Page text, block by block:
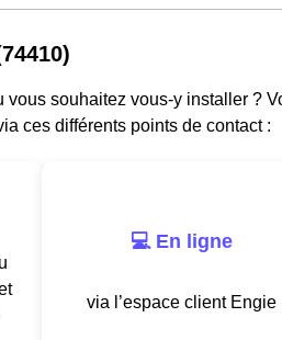
vous souhaitez vous-y installer ?
ces différents points de contact :
💻 En ligne
via l’espace client Engie